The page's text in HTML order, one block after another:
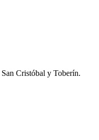
Cristóbal y Toberín.